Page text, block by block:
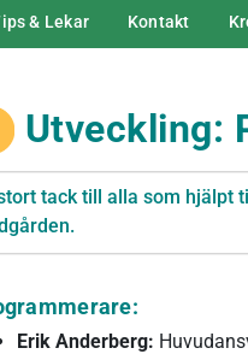
& Lekar Kontakt
Utveckling:
tack till alla som hjälpt
Erik Anderberg: